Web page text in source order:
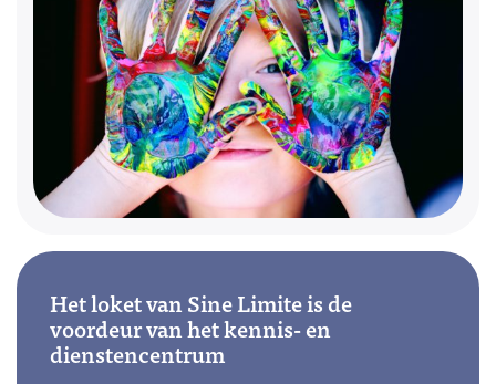
Het loket van Sine Limite is de
voordeur van het kennis- en
dienstencentrum